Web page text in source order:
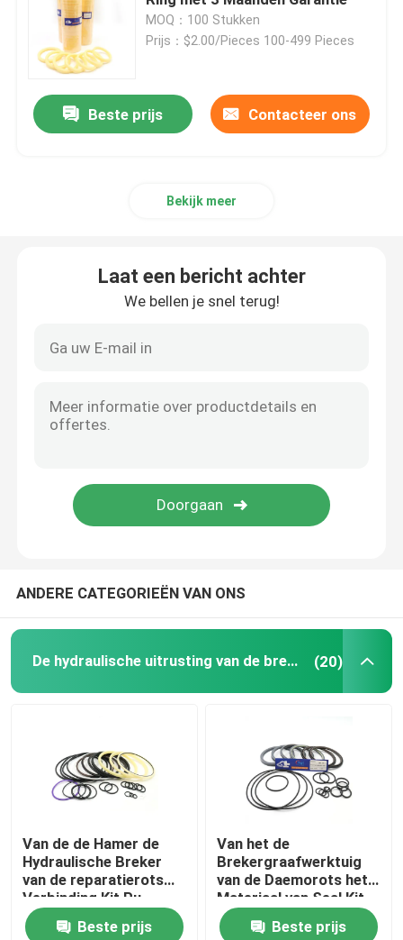
Graafwerktuig Seal Kit
jcb verbindingsuitrusting
Hydraulische Olieverbinding
Hydraulische Slijtagering
Graafwerktuig Spare Parts
Afdichtingsset voor lader
MOQ：100 Stukken
Prijs：$2.00/Pieces 100-499 Pieces
Beste prijs Contacteer ons
Bekijk meer
Laat een bericht achter
We bellen je snel terug!
ANDERE CATEGORIEËN VAN ONS
De hydraulische uitrusting van de brekerverbinding (20)
Van de de Hamer de
Hydraulische Breker
van de reparatierots
Verbinding Kit Pu
Rubber For Sb 81
Beste prijs
Van het de
Brekergraafwerktuig
van de Daemorots het
Materiaal van Seal Kit
PTFE voor DMB 140
Beste prijs